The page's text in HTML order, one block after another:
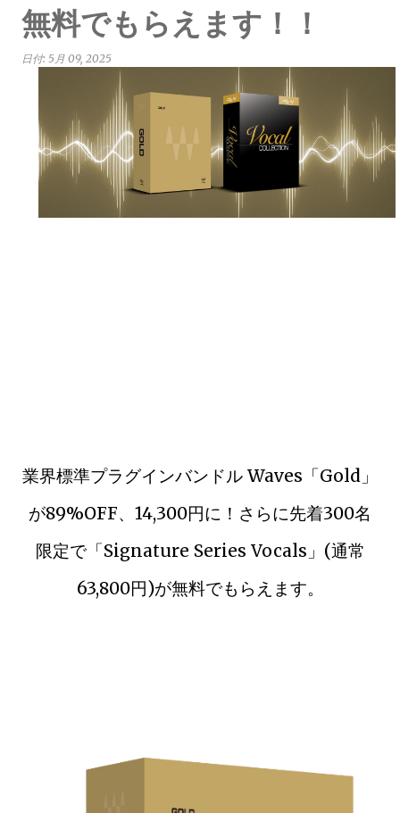
無料でもらえます！！
日付: 5月 09, 2025
業界標準プラグインバンドル Waves「Gold」
が89%OFF、14,300円に！さらに先着300名
限定で「Signature Series Vocals」(通常
63,800円)が無料でもらえます。